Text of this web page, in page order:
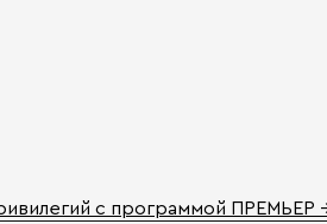
с программой ПРЕМЬЕР